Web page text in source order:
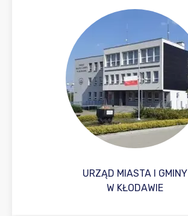
URZĄD MIASTA I GMINY
W KŁODAWIE